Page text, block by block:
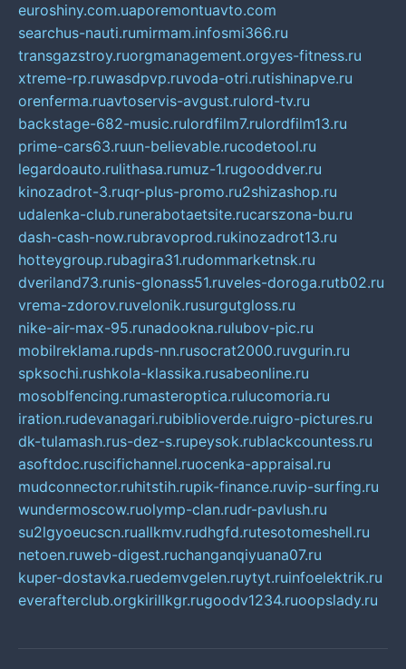
euroshiny.com.uaporemontuavto.com
searchus-nauti.rumirmam.infosmi366.ru
transgazstroy.ruorgmanagement.orgyes-fitness.ru
xtreme-rp.ruwasdpvp.ruvoda-otri.rutishinapve.ru
orenferma.ruavtoservis-avgust.rulord-tv.ru
backstage-682-music.rulordfilm7.rulordfilm13.ru
prime-cars63.ruun-believable.rucodetool.ru
legardoauto.rulithasa.rumuz-1.rugooddver.ru
kinozadrot-3.ruqr-plus-promo.ru2shizashop.ru
udalenka-club.runerabotaetsite.rucarszona-bu.ru
dash-cash-now.rubravoprod.rukinozadrot13.ru
hotteygroup.rubagira31.rudommarketnsk.ru
dveriland73.runis-glonass51.ruveles-doroga.rutb02.ru
vrema-zdorov.ruvelonik.rusurgutgloss.ru
nike-air-max-95.runadookna.rulubov-pic.ru
mobilreklama.rupds-nn.rusocrat2000.ruvgurin.ru
spksochi.rushkola-klassika.rusabeonline.ru
mosoblfencing.rumasteroptica.rulucomoria.ru
iration.rudevanagari.rubiblioverde.ruigro-pictures.ru
dk-tulamash.rus-dez-s.rupeysok.rublackcountess.ru
asoftdoc.ruscifichannel.ruocenka-appraisal.ru
mudconnector.ruhitstih.rupik-finance.ruvip-surfing.ru
wundermoscow.ruolymp-clan.rudr-pavlush.ru
su2lgyoeucscn.ruallkmv.rudhgfd.rutesotomeshell.ru
netoen.ruweb-digest.ruchanganqiyuana07.ru
kuper-dostavka.ruedemvgelen.ruytyt.ruinfoelektrik.ru
everafterclub.orgkirillkgr.rugoodv1234.ruoopslady.ru